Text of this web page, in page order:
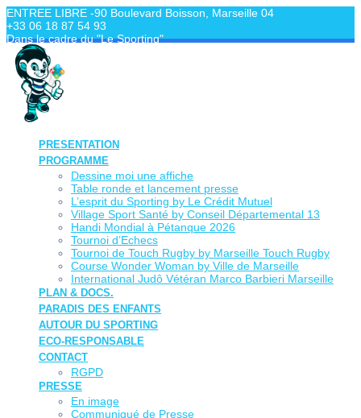
Skip
to
content
ENTREE LIBRE -90 Boulevard Boisson, Marseille 04
+33 06 18 87 54 93
Dans le cadre du "Le Sporting"
PRESENTATION
PROGRAMME
Dessine moi une affiche
Table ronde et lancement presse
L’esprit du Sporting by Le Crédit Mutuel
Village Sport Santé by Conseil Départemental 13
Handi Mondial à Pétanque 2026
Tournoi d’Echecs
Tournoi de Touch Rugby by Marseille Touch Rugby
Course Wonder Woman by Ville de Marseille
International Judô Vétéran Marco Barbieri Marseille
PLAN & DOCS.
PARADIS DES ENFANTS
AUTOUR DU SPORTING
ECO-RESPONSABLE
CONTACT
RGPD
PRESSE
En image
Communiqué de Presse